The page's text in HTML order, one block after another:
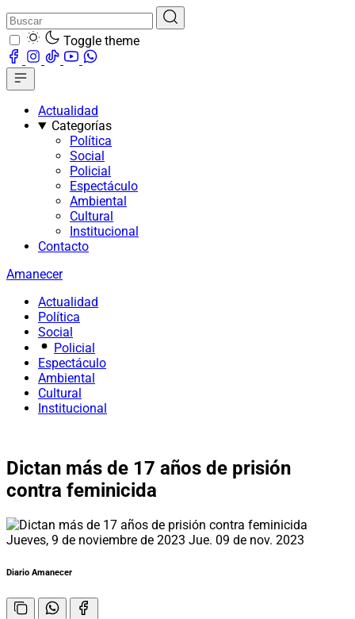
Toggle theme
Actualidad
Categorías
Política
Social
Policial
Espectáculo
Ambiental
Cultural
Institucional
Contacto
Amanecer
Actualidad
Política
Social
Policial
Espectáculo
Ambiental
Cultural
Institucional
Dictan más de 17 años de prisión
contra feminicida
Jueves, 9 de noviembre de 2023 Jue. 09 de nov. 2023
Diario Amanecer